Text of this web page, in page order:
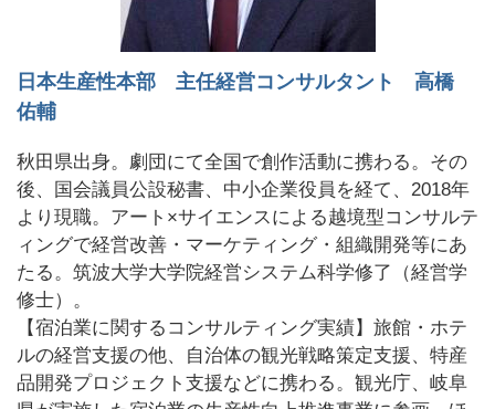
日本生産性本部 主任経営コンサルタント 高橋
佑輔
秋田県出身。劇団にて全国で創作活動に携わる。その
後、国会議員公設秘書、中小企業役員を経て、2018年
より現職。アート×サイエンスによる越境型コンサルテ
ィングで経営改善・マーケティング・組織開発等にあ
たる。筑波大学大学院経営システム科学修了（経営学
修士）。
【宿泊業に関するコンサルティング実績】旅館・ホテ
ルの経営支援の他、自治体の観光戦略策定支援、特産
品開発プロジェクト支援などに携わる。観光庁、岐阜